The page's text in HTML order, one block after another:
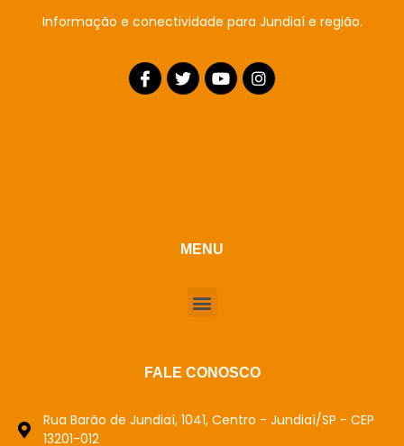
Informação e conectividade para Jundiaí e região.
MENU
FALE CONOSCO
Rua Barão de Jundiaí, 1041, Centro - Jundiaí/SP - CEP
13201-012